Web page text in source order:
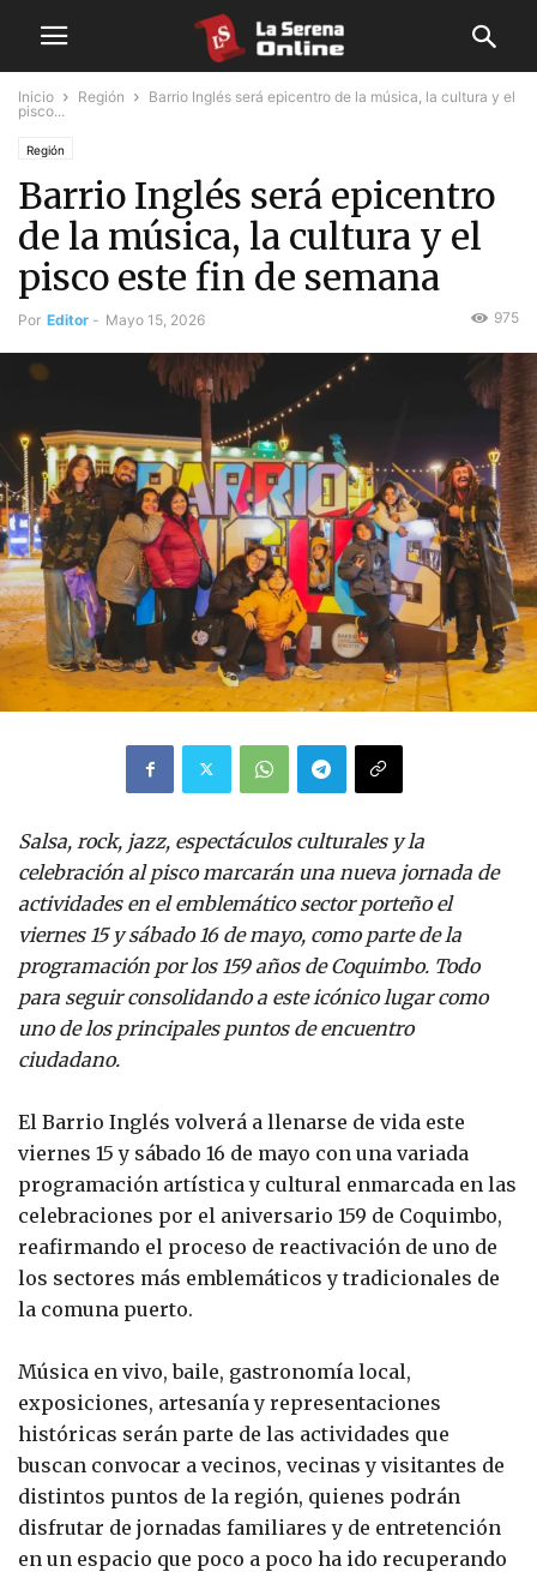
Inicio Región
Barrio Inglés será epicentro de la música, la cultura y el
pisco...
Región
Barrio Inglés será epicentro
de la música, la cultura y el
pisco este fin de semana
Por Editor - Mayo 15, 2026 975
Salsa, rock, jazz, espectáculos culturales y la
celebración al pisco marcarán una nueva jornada de
actividades en el emblemático sector porteño el
viernes 15 y sábado 16 de mayo, como parte de la
programación por los 159 años de Coquimbo. Todo
para seguir consolidando a este icónico lugar como
uno de los principales puntos de encuentro
ciudadano.
El Barrio Inglés volverá a llenarse de vida este
viernes 15 y sábado 16 de mayo con una variada
programación artística y cultural enmarcada en las
celebraciones por el aniversario 159 de Coquimbo,
reafirmando el proceso de reactivación de uno de
los sectores más emblemáticos y tradicionales de
la comuna puerto.
Música en vivo, baile, gastronomía local,
exposiciones, artesanía y representaciones
históricas serán parte de las actividades que
buscan convocar a vecinos, vecinas y visitantes de
distintos puntos de la región, quienes podrán
disfrutar de jornadas familiares y de entretención
en un espacio que poco a poco ha ido recuperando